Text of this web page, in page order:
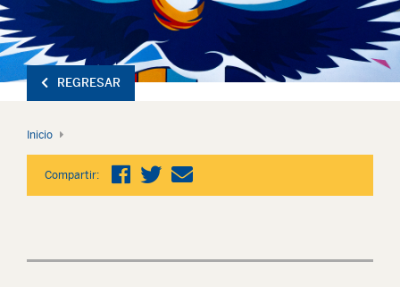
REGRESAR
Inicio
Compartir: